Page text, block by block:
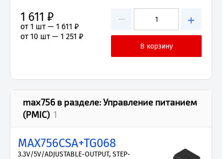
− +
1 611 ₽
от 1 шт — 1 611 ₽
от 10 шт — 1 251 ₽
max756 в разделе:Управление питанием
(PMIC) 1
MAX756CSA+TG068
3.3V/5V/ADJUSTABLE-OUTPUT, STEP-